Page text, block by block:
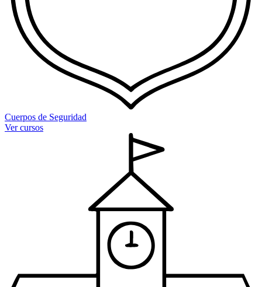
Cuerpos de Seguridad
Ver cursos